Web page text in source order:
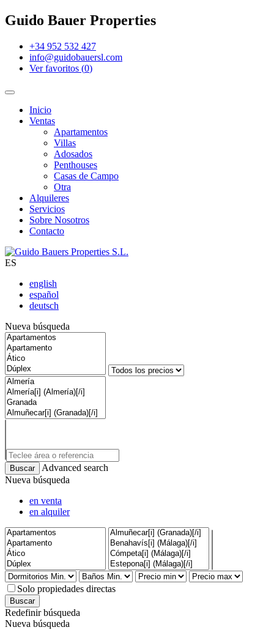
Guido Bauer Properties
+34 952 532 427
info@guidobauersl.com
Ver favoritos (0)
Inicio
Ventas
Apartamentos
Villas
Adosados
Penthouses
Casas de Campo
Otra
Alquileres
Servicios
Sobre Nosotros
Contacto
ES
english
español
deutsch
Nueva búsqueda
Advanced search
Nueva búsqueda
en venta
en alquiler
Solo propiedades directas
Redefinir búsqueda
Nueva búsqueda